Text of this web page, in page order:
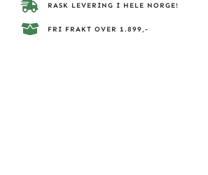
RASK LEVERING I HELE NORGE!
FRI FRAKT OVER 1.899,-